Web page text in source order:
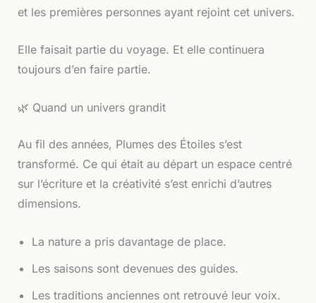
et les premières personnes ayant rejoint cet univers.
Elle faisait partie du voyage. Et elle continuera
toujours d’en faire partie.
🌿 Quand un univers grandit
Au fil des années, Plumes des Étoiles s’est
transformé. Ce qui était au départ un espace centré
sur l’écriture et la créativité s’est enrichi d’autres
dimensions.
La nature a pris davantage de place.
Les saisons sont devenues des guides.
Les traditions anciennes ont retrouvé leur voix.